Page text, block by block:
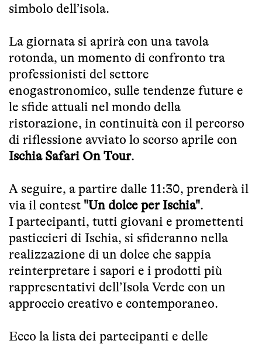
simbolo dell’isola.
La giornata si aprirà con una tavola
rotonda, un momento di confronto tra
professionisti del settore
enogastronomico, sulle tendenze future e
le sfide attuali nel mondo della
ristorazione, in continuità con il percorso
di riflessione avviato lo scorso aprile con
Ischia Safari On Tour.
A seguire, a partire dalle 11:30, prenderà il
via il contest "Un dolce per Ischia".
I partecipanti, tutti giovani e promettenti
pasticcieri di Ischia, si sfideranno nella
realizzazione di un dolce che sappia
reinterpretare i sapori e i prodotti più
rappresentativi dell’Isola Verde con un
approccio creativo e contemporaneo.
Ecco la lista dei partecipanti e delle